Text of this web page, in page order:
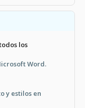
los
Word.
y estilos en